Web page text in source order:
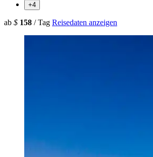
+4
ab $ 158 / Tag Reisedaten anzeigen